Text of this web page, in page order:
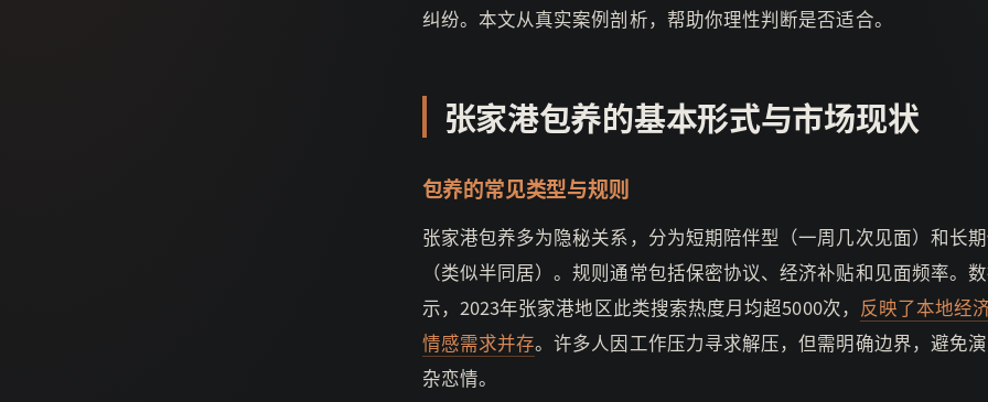
纠纷。本文从真实案例剖析，帮助你理性判断是否适合。
张家港包养的基本形式与市场现状
包养的常见类型与规则
张家港包养多为隐秘关系，分为短期陪伴型（一周几次见面）和长
（类似半同居）。规则通常包括保密协议、经济补贴和见面频率。
示，2023年张家港地区此类搜索热度月均超5000次， 反映了本地经
情感需求并存。许多人因工作压力寻求解压，但需明确边界，避免
杂恋情。